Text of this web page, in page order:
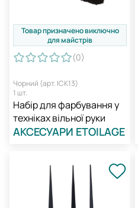
Товар призначено виключно
для майстрів
(0)
Чорний (арт. ICK13)
1 шт.
Набір для фарбування у
техніках вільної руки
АКСЕСУАРИ ETOILAGE